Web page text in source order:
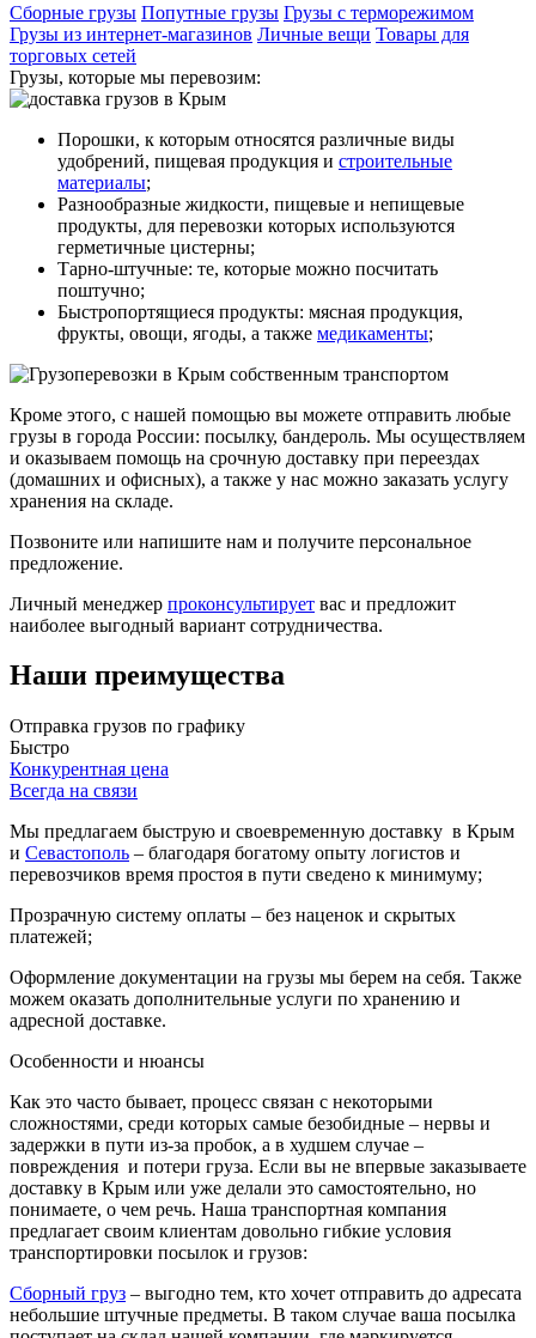
Сборные грузы Попутные грузы Грузы с терморежимом
Грузы из интернет-магазинов Личные вещи Товары для
торговых сетей
Грузы, которые мы перевозим:
Порошки, к которым относятся различные виды
удобрений, пищевая продукция и строительные
материалы;
Разнообразные жидкости, пищевые и непищевые
продукты, для перевозки которых используются
герметичные цистерны;
Тарно-штучные: те, которые можно посчитать
поштучно;
Быстропортящиеся продукты: мясная продукция,
фрукты, овощи, ягоды, а также медикаменты;
Кроме этого, с нашей помощью вы можете отправить любые
грузы в города России: посылку, бандероль. Мы осуществляем
и оказываем помощь на срочную доставку при переездах
(домашних и офисных), а также у нас можно заказать услугу
хранения на складе.
Позвоните или напишите нам и получите персональное
предложение.
Личный менеджер проконсультирует вас и предложит
наиболее выгодный вариант сотрудничества.
Наши преимущества
Отправка грузов по графику
Быстро
Конкурентная цена
Всегда на связи
Мы предлагаем быструю и своевременную доставку в Крым
и Севастополь – благодаря богатому опыту логистов и
перевозчиков время простоя в пути сведено к минимуму;
Прозрачную систему оплаты – без наценок и скрытых
платежей;
Оформление документации на грузы мы берем на себя. Также
можем оказать дополнительные услуги по хранению и
адресной доставке.
Особенности и нюансы
Как это часто бывает, процесс связан с некоторыми
сложностями, среди которых самые безобидные – нервы и
задержки в пути из-за пробок, а в худшем случае –
повреждения и потери груза. Если вы не впервые заказываете
доставку в Крым или уже делали это самостоятельно, но
понимаете, о чем речь. Наша транспортная компания
предлагает своим клиентам довольно гибкие условия
транспортировки посылок и грузов:
Сборный груз – выгодно тем, кто хочет отправить до адресата
небольшие штучные предметы. В таком случае ваша посылка